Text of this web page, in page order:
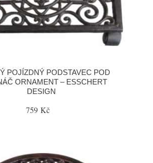
POJÍZDNÝ PODSTAVEC POD
ORNAMENT – ESSCHERT
DESIGN
759 Kč